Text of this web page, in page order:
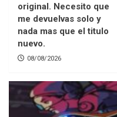
original. Necesito que
me devuelvas solo y
nada mas que el titulo
nuevo.
08/08/2026